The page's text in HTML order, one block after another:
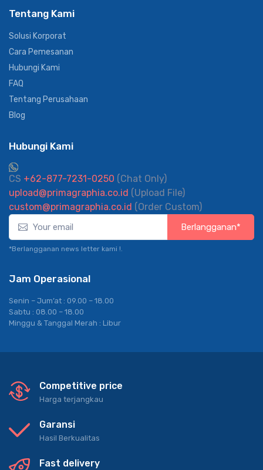
Tentang Kami
Solusi Korporat
Cara Pemesanan
Hubungi Kami
FAQ
Tentang Perusahaan
Blog
Hubungi Kami
CS +62-877-7231-0250 (Chat Only)
upload@primagraphia.co.id (Upload File)
custom@primagraphia.co.id (Order Custom)
Berlangganan*
*Berlangganan news letter kami !.
Jam Operasional
Senin – Jum’at : 09.00 – 18.00
Sabtu : 08.00 – 18.00
Minggu & Tanggal Merah : Libur
Competitive price
Harga terjangkau
Garansi
Hasil Berkualitas
Fast delivery